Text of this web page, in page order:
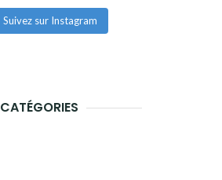
Suivez sur Instagram
CATÉGORIES